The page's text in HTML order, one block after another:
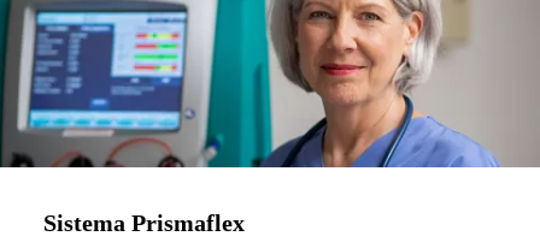
Sistema Prismaflex